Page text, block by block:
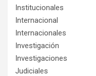
Institucionales
Internacional
Internacionales
Investigación
Investigaciones
Judiciales